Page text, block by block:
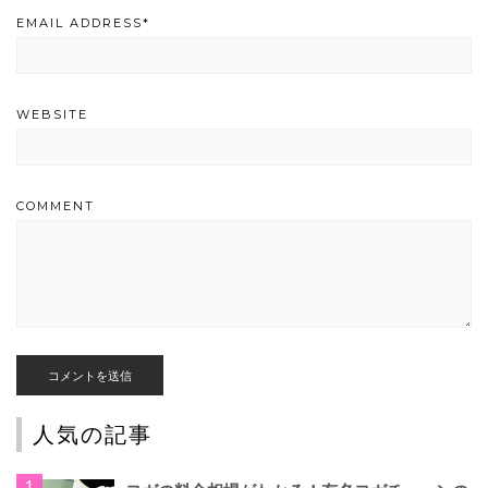
EMAIL ADDRESS*
WEBSITE
COMMENT
人気の記事